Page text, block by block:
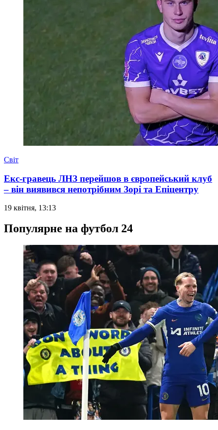
Світ
Екс-гравець ЛНЗ перейшов в європейський клуб
– він виявився непотрібним Зорі та Епіцентру
19 квітня, 13:13
Популярне на футбол 24